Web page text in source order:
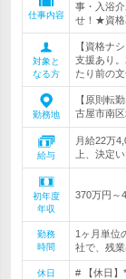
仕事内容
事・入浴
せ！★資格
対象と
なる方
【資格ナ
支援あり
たり前の文
勤務地
【原則転
古屋市南
給与
月給22万
上、決定
初年度
年収
370万円～
勤務
時間
1ヶ月単位
社で、残
休日
# 【休日